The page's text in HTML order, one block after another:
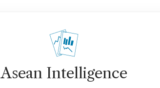
Asean Intelligence